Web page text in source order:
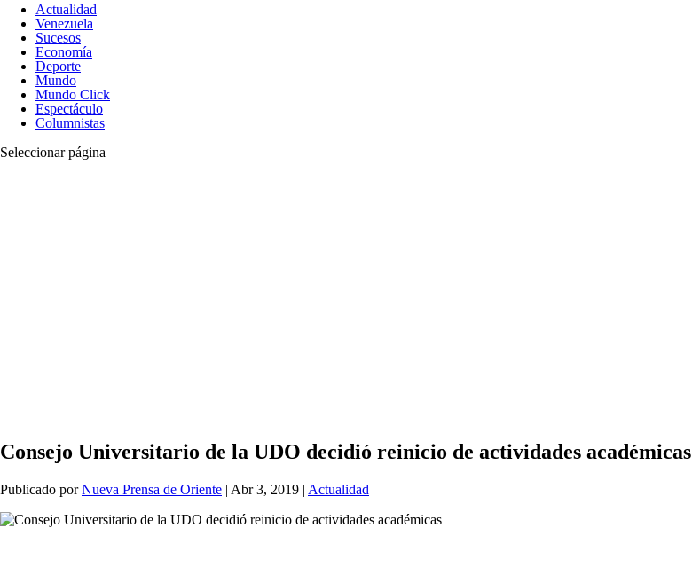
Actualidad
Venezuela
Sucesos
Economía
Deporte
Mundo
Mundo Click
Espectáculo
Columnistas
Seleccionar página
Consejo Universitario de la UDO decidió reinicio de actividades académicas
Publicado porNueva Prensa de Oriente | Abr 3, 2019 | Actualidad |